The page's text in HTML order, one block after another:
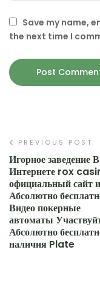
Save my name,
the next time I
PREVIOUS POST
Игорное заведение В
Интернете rox
официальный сайт
Абсолютно
Видео покерные
автоматы
Абсолютно
наличия Plate